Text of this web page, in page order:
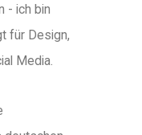
- ich bin
für Design,
Media.